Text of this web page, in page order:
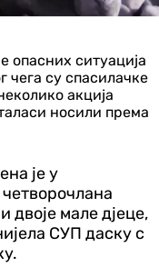
опасних ситуација
чега су спасилачке
акција
носили према
је у
четворочлана
двоје мале д‌јеце,
СУП даску с